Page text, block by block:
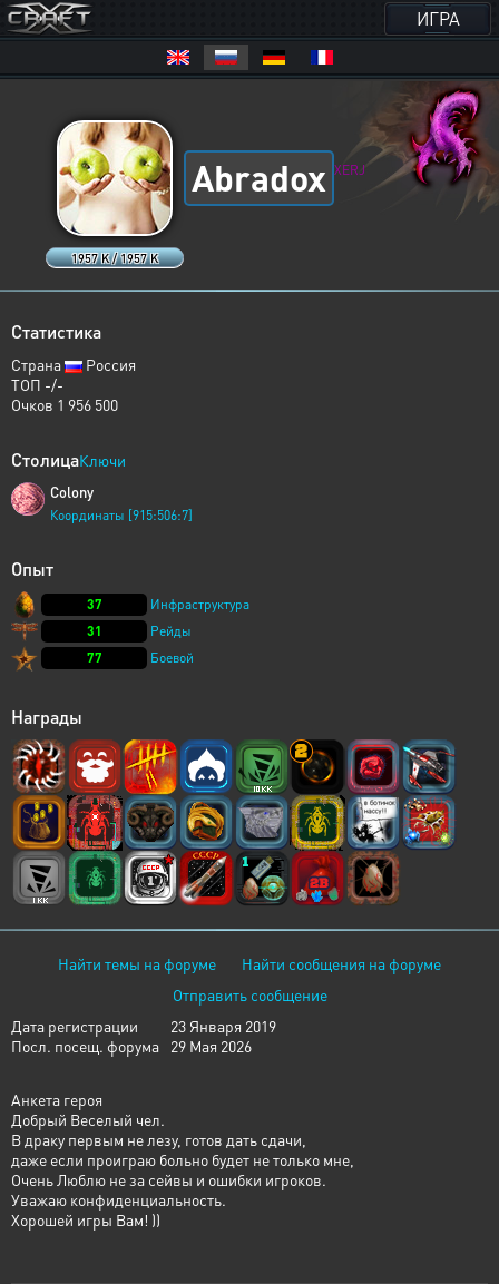
ИГРА
1957 K / 1957 K
Abradox XERJ
Статистика
Страна
Россия
ТОП -/-
Очков 1 956 500
СтолицаКлючи
Colony
Координаты [915:506:7]
Опыт
37
Инфраструктура
31
Рейды
77
Боевой
Награды
Найти темы на форуме
Найти сообщения на форуме
Отправить сообщение
Дата регистрации
23 Января 2019
Посл. посещ. форума
29 Мая 2026
Анкета героя
Добрый Веселый чел.
В драку первым не лезу, готов дать сдачи,
даже если проиграю больно будет не только мне,
Очень Люблю не за сейвы и ошибки игроков.
Уважаю конфиденциальность.
Хорошей игры Вам! ))